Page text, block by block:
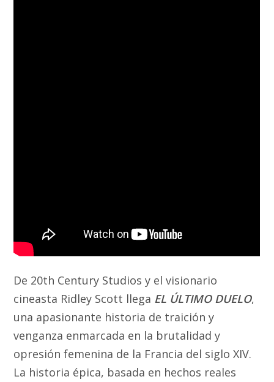
De 20th Century Studios y el visionario
cineasta Ridley Scott llega EL ÚLTIMO DUELO,
una apasionante historia de traición y
venganza enmarcada en la brutalidad y
opresión femenina de la Francia del siglo XIV.
La historia épica, basada en hechos reales